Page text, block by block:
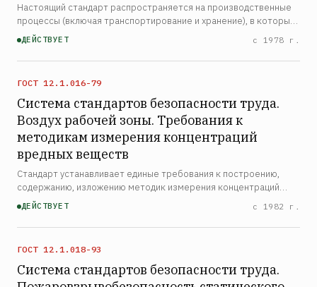
Настоящий стандарт распространяется на производственные
процессы (включая транспортирование и хранение), в которых
участвуют вещества, способные образовать взрывоопасную
среду, и устанавливает общие требования по обеспеч…
ДЕЙСТВУЕТ с 1978 г.
ГОСТ 12.1.016-79
Система стандартов безопасности труда.
Воздух рабочей зоны. Требования к
методикам измерения концентраций
вредных веществ
Стандарт устанавливает единые требования к построению,
содержанию, изложению методик измерения концентраций
вредных веществ в воздухе рабочей зоны, требования к
приборам, аппаратуре, реактивам, отбору проб, подготовке и
…
ДЕЙСТВУЕТ с 1982 г.
ГОСТ 12.1.018-93
Система стандартов безопасности труда.